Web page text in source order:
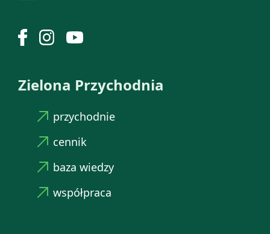
Zielona Przychodnia
przychodnie
cennik
baza wiedzy
współpraca